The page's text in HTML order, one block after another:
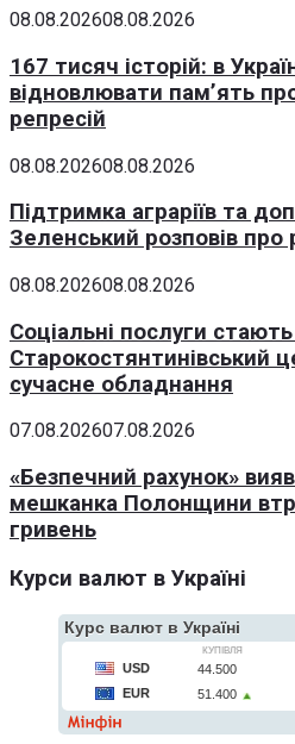
08.08.202608.08.2026
167 тисяч історій: в
відновлювати пам’ять
репресій
08.08.202608.08.2026
Підтримка аграріїв та
Зеленський розповів про
08.08.202608.08.2026
Соціальні послуги
Старокостянтинівський
сучасне обладнання
07.08.202607.08.2026
«Безпечний рахунок»
мешканка Полонщини
гривень
Курси валют в Україні